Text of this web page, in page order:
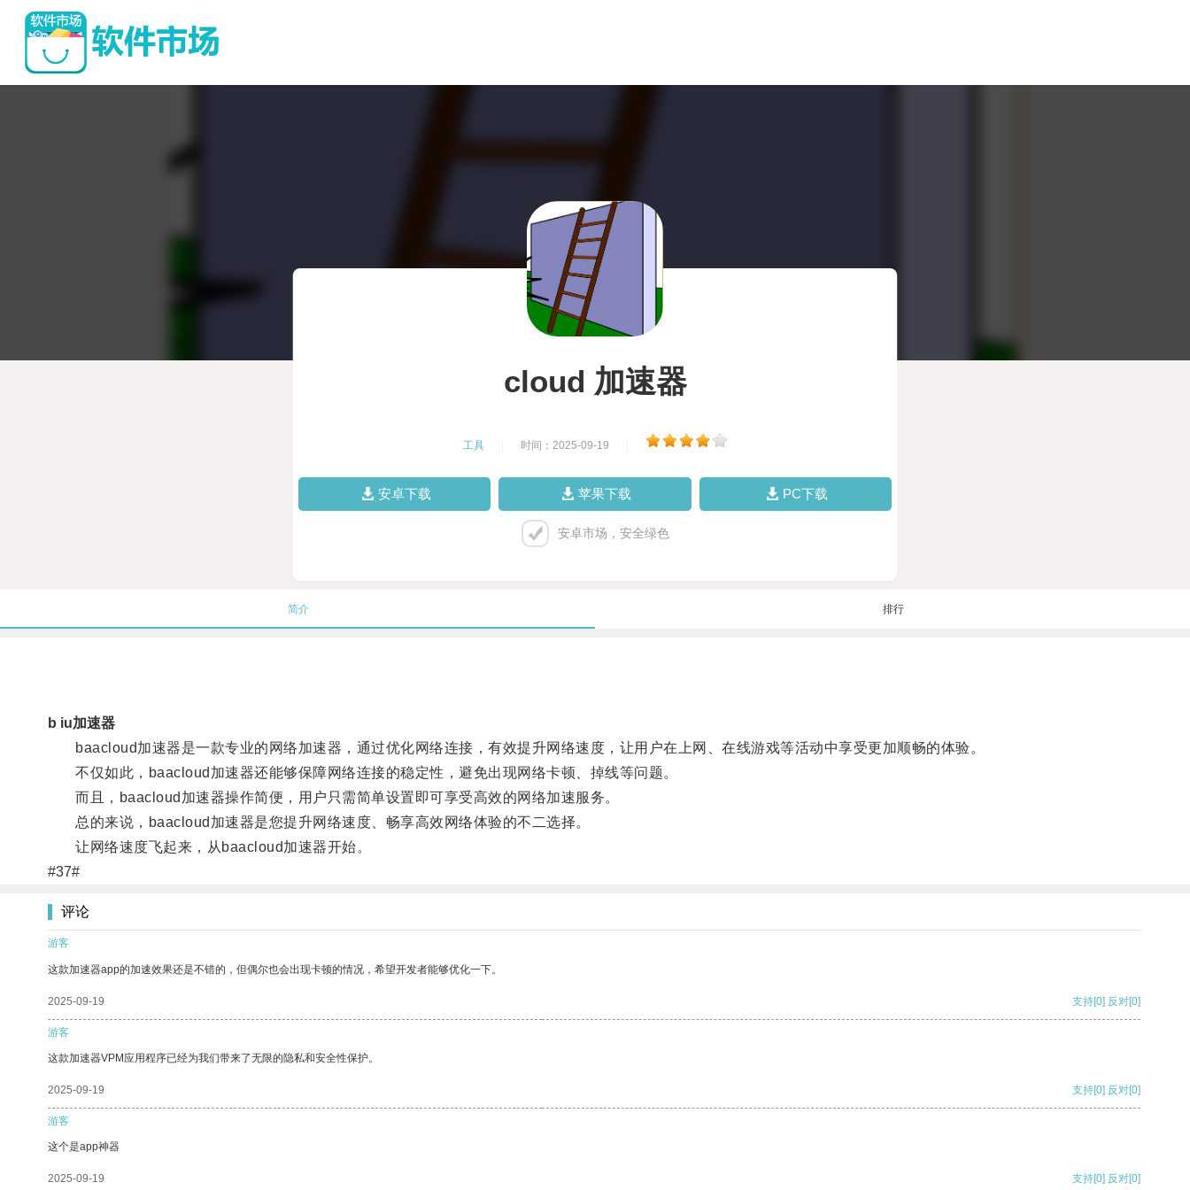
cloud 加速器
工具 时间：2025-09-19
安卓下载 苹果下载 PC下载
安卓市场，安全绿色
简介 排行
b iu加速器
baacloud加速器是一款专业的网络加速器，通过优化网络连接，有效提升网络速度，让用户在上网、在线游戏等活动中享受更加顺畅的体验。
不仅如此，baacloud加速器还能够保障网络连接的稳定性，避免出现网络卡顿、掉线等问题。
而且，baacloud加速器操作简便，用户只需简单设置即可享受高效的网络加速服务。
总的来说，baacloud加速器是您提升网络速度、畅享高效网络体验的不二选择。
让网络速度飞起来，从baacloud加速器开始。
#37#
评论
游客
这款加速器app的加速效果还是不错的，但偶尔也会出现卡顿的情况，希望开发者能够优化一下。
2025-09-19 支持[0] 反对[0]
游客
这款加速器VPM应用程序已经为我们带来了无限的隐私和安全性保护。
2025-09-19 支持[0] 反对[0]
游客
这个是app神器
2025-09-19 支持[0] 反对[0]